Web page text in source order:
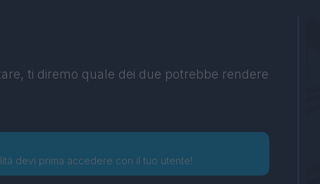
ti diremo quale dei due potrebbe rendere
devi prima accedere con il tuo utente!